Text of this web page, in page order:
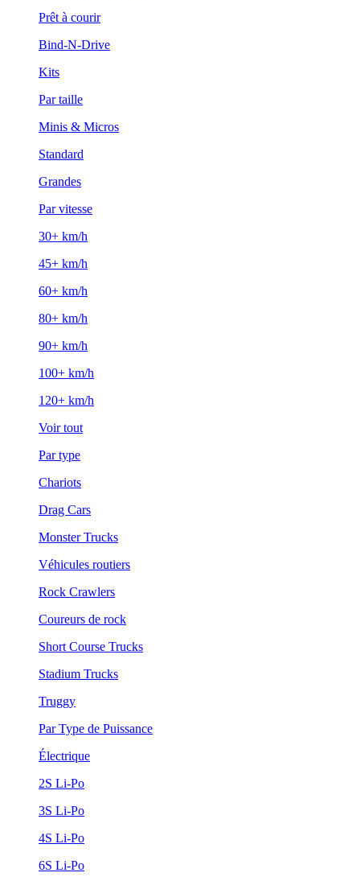
Prêt à courir
Bind-N-Drive
Kits
Par taille
Minis & Micros
Standard
Grandes
Par vitesse
30+ km/h
45+ km/h
60+ km/h
80+ km/h
90+ km/h
100+ km/h
120+ km/h
Voir tout
Par type
Chariots
Drag Cars
Monster Trucks
Véhicules routiers
Rock Crawlers
Coureurs de rock
Short Course Trucks
Stadium Trucks
Truggy
Par Type de Puissance
Électrique
2S Li-Po
3S Li-Po
4S Li-Po
6S Li-Po